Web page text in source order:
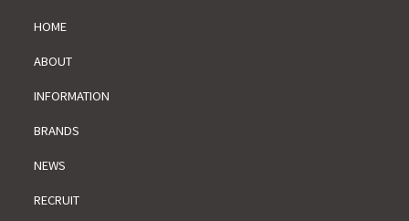
HOME
ABOUT
INFORMATION
BRANDS
NEWS
RECRUIT